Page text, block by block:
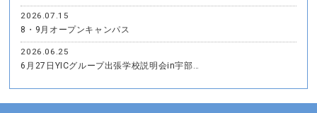
2026.07.15
8・9月オープンキャンパス
2026.06.25
6月27日YICグループ出張学校説明会in宇部…